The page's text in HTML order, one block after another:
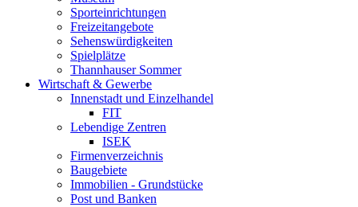
Sporteinrichtungen
Freizeitangebote
Sehenswürdigkeiten
Spielplätze
Thannhauser Sommer
Wirtschaft & Gewerbe
Innenstadt und Einzelhandel
FIT
Lebendige Zentren
ISEK
Firmenverzeichnis
Baugebiete
Immobilien - Grundstücke
Post und Banken